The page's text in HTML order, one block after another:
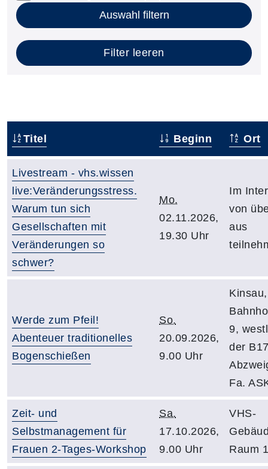
Auswahl filtern
Filter leeren
Titel Beginn Ort
Livestream - vhs.wissen
live:Veränderungsstress.
Warum tun sich
Gesellschaften mit
Veränderungen so
schwer?
Mo.
02.11.2026,
19.30 Uhr
Im
von
aus
Werde zum Pfeil!
Abenteuer traditionelles
Bogenschießen
So.
20.09.2026,
9.00 Uhr
Kinsau,
9,
der
Fa.
Zeit- und
Selbstmanagement für
Frauen 2-Tages-Workshop
Sa.
17.10.2026,
9.00 Uhr
VHS-
Raum